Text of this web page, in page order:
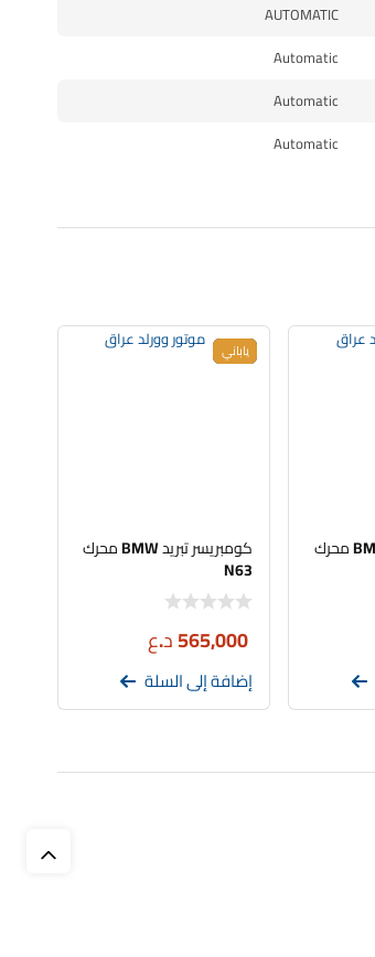
AUTOMATIC
Automatic
Automatic
Automatic
كومبريسر تبريد BMW محرك
جديد
ياباني
كومبريسر تبريد BMW محرك
N63
565,000د.ع
إضافة إلى السلة